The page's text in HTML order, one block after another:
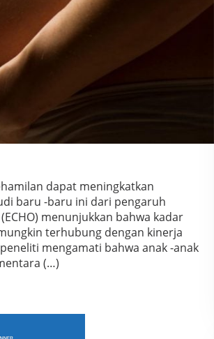
dapat meningkatkan
baru -baru ini dari pengaruh
menunjukkan bahwa kadar
terhubung dengan kinerja
mengamati bahwa anak -anak
(…)